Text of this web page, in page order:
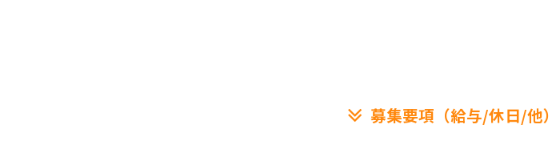
募集要項（給与/休日/他）